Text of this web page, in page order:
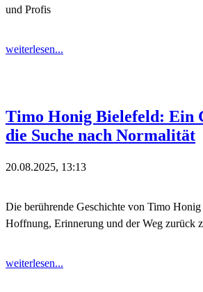
und Profis
weiterlesen...
Timo Honig Bielefeld: Ein
die Suche nach Normalität
20.08.2025, 13:13
Die berührende Geschichte von Timo
Hoffnung, Erinnerung und der Weg zurück
weiterlesen...